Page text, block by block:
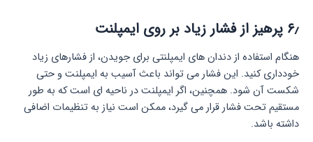
۶٫ پرهیز از فشار زیاد بر روی ایمپلنت
هنگام استفاده از دندان های ایمپلنتی برای جویدن، از فشارهای زیاد
خودداری کنید. این فشار می تواند باعث آسیب به ایمپلنت و حتی
شکست آن شود. همچنین، اگر ایمپلنت در ناحیه ای است که به طور
مستقیم تحت فشار قرار می گیرد، ممکن است نیاز به تنظیمات اضافی
داشته باشد.